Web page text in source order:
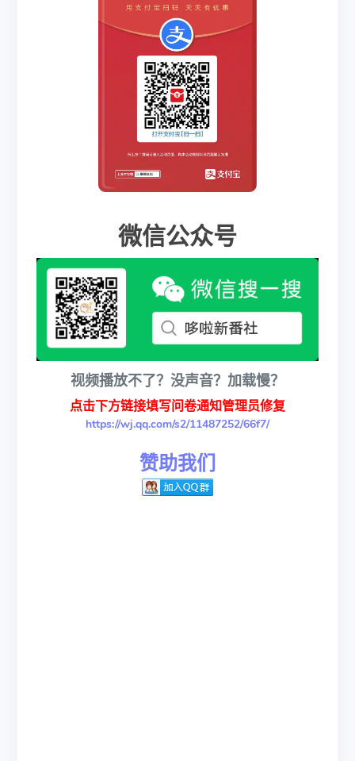
微信公众号
视频播放不了？没声音？加载慢？
点击下方链接填写问卷通知管理员修复
https://wj.qq.com/s2/11487252/66f7/
赞助我们